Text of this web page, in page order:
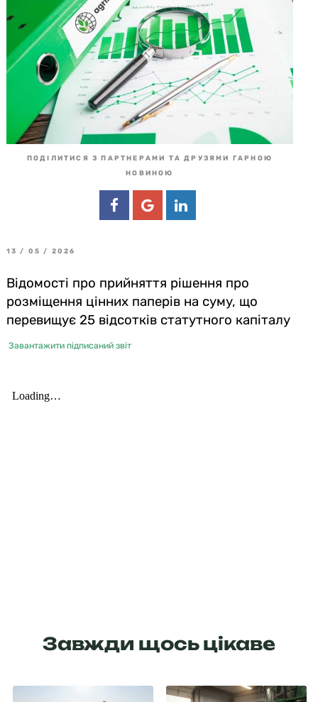
ПОДІЛИТИСЯ З ПАРТНЕРАМИ ТА ДРУЗЯМИ ГАРНОЮ
НОВИНОЮ
13 / 05 / 2026
Відомості про прийняття рішення про
розміщення цінних паперів на суму, що
перевищує 25 відсотків статутного капіталу
Завантажити підписаний звіт
Завжди щось цікаве